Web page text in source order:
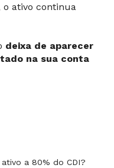
o ativo continua
deixa de aparecer
na sua conta
a 80% do CDI?